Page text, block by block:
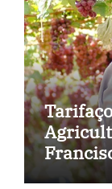
Soluções